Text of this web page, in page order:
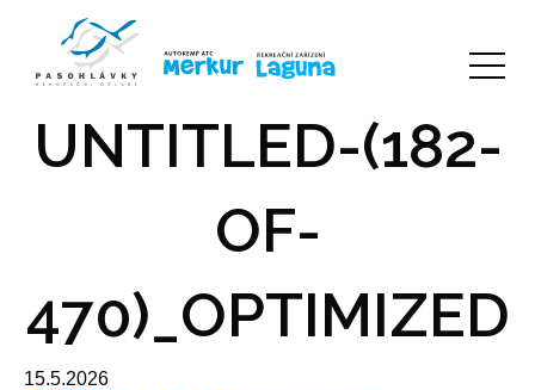
UNTITLED-(182-
OF-
470)_OPTIMIZED
15.5.2026